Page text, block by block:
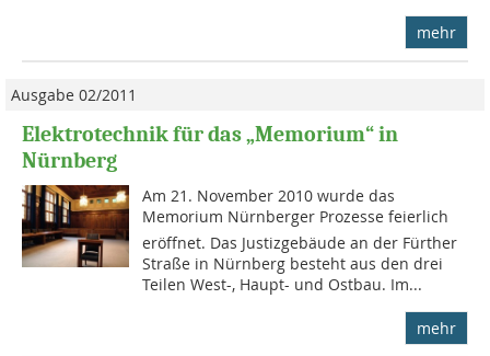
mehr
Ausgabe 02/2011
Elektrotechnik für das „Memorium“ in
Nürnberg
Am 21. November 2010 wurde das
Memorium Nürnberger Prozesse feierlich
eröffnet. Das Justizgebäude an der Fürther
Straße in Nürnberg besteht aus den drei
Teilen West-, Haupt- und Ostbau. Im...
mehr